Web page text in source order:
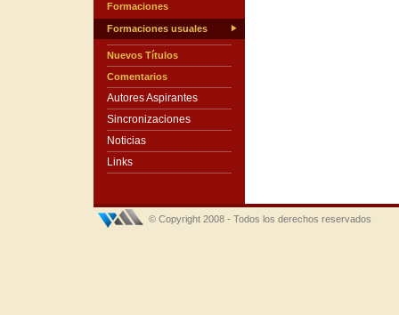
Formaciones
Formaciones usuales
Nuevos Títulos
Comentarios
Autores Aspirantes
Sincronizaciones
Noticias
Links
© Copyright 2008 - Todos los derechos reservados